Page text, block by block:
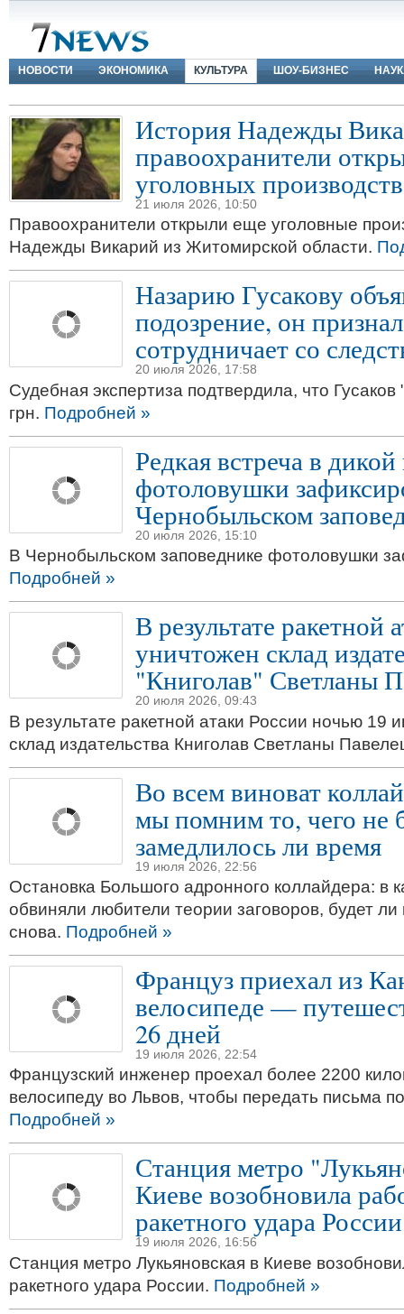
НОВОСТИ ЭКОНОМИКА КУЛЬТУРА ШОУ-БИЗНЕС
История Надежды
правоохранители
уголовных
21 июля 2026, 10:50
Правоохранители открыли еще уголовные
Надежды Викарий из Житомирской области.
Назарию Гусакову
подозрение, он
сотрудничает со
20 июля 2026, 17:58
Судебная экспертиза подтвердила, что
грн. Подробней »
Редкая встреча в
фотоловушки
Чернобыльском
20 июля 2026, 15:10
В Чернобыльском заповеднике фотоловушки
Подробней »
В результате ракетной
уничтожен склад
"Книголав" Светланы
20 июля 2026, 09:43
В результате ракетной атаки России ночью 19
склад издательства Книголав Светланы
Во всем виноват
мы помним то, чего не
замедлилось ли время
19 июля 2026, 22:56
Остановка Большого адронного коллайдера: в
обвиняли любители теории заговоров, будет
снова. Подробней »
Француз приехал из
велосипеде —
26 дней
19 июля 2026, 22:54
Французский инженер проехал более 2200
велосипеду во Львов, чтобы передать письма
Подробней »
Станция метро
Киеве возобновила
ракетного удара России
19 июля 2026, 16:56
Станция метро Лукьяновская в Киеве
ракетного удара России. Подробней »